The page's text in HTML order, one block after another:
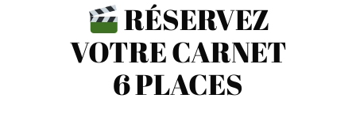
RÉSERVEZ
VOTRE CARNET
6 PLACES